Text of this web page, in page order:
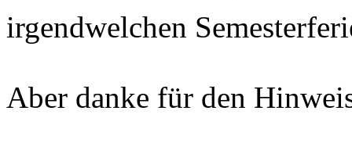
irgendwelchen
Aber danke für den